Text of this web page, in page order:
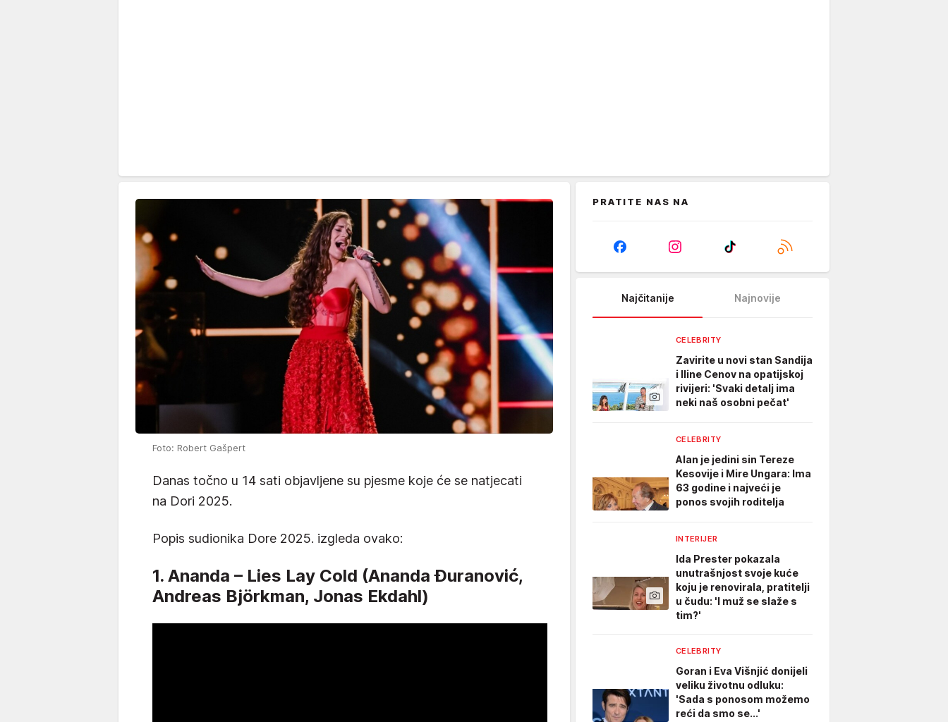
Foto: Robert Gašpert
Danas točno u 14 sati objavljene su pjesme koje će se natjecati
na Dori 2025.
Popis sudionika Dore 2025. izgleda ovako:
1. Ananda – Lies Lay Cold (Ananda Đuranović,
Andreas Björkman, Jonas Ekdahl)
PRATITE NAS NA
Najčitanije Najnovije
CELEBRITY
Zavirite u novi stan Sandija
i Iline Cenov na opatijskoj
rivijeri: 'Svaki detalj ima
neki naš osobni pečat'
CELEBRITY
Alan je jedini sin Tereze
Kesovije i Mire Ungara: Ima
63 godine i najveći je
ponos svojih roditelja
INTERIJER
Ida Prester pokazala
unutrašnjost svoje kuće
koju je renovirala, pratitelji
u čudu: 'I muž se slaže s
tim?'
CELEBRITY
Goran i Eva Višnjić donijeli
veliku životnu odluku:
'Sada s ponosom možemo
reći da smo se...'